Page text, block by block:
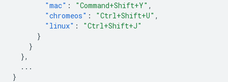
"mac" : "Command+Shift+Y" ,
"chromeos" : "Ctrl+Shift+U" ,
"linux" :
"Ctrl+Shift+J"
}
}
},
...
}